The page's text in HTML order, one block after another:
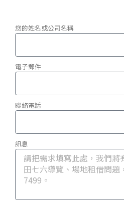
您的姓名或公司名稱
電子郵件
聯絡電話
訊息